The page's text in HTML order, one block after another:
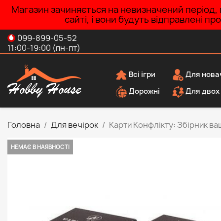
Магазин зачиняється на невизначений
сайті, і вони будуть відправлені
099-899-05-52
11:00-19:00 (пн-пт)
Всі ігри
Для
Дорожні
Для двох
Головна Для вечірок Карти Конфлікту: Збірник
НЕМАЄ В НАЯВНОСТІ